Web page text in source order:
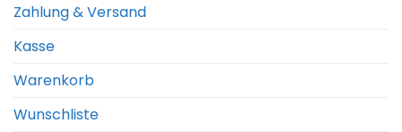
Zahlung & Versand
Kasse
Warenkorb
Wunschliste